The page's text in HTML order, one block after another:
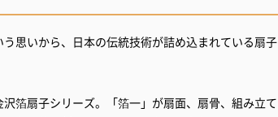
思いから、日本の伝統技術が詰め込まれている扇子
箔扇子シリーズ。「箔一」が扇面、扇骨、組み立て